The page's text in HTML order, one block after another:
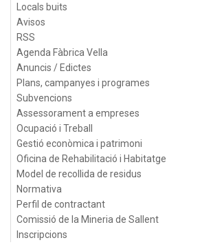
Locals buits
Avisos
RSS
Agenda Fàbrica Vella
Anuncis / Edictes
Plans, campanyes i programes
Subvencions
Assessorament a empreses
Ocupació i Treball
Gestió econòmica i patrimoni
Oficina de Rehabilitació i Habitatge
Model de recollida de residus
Normativa
Perfil de contractant
Comissió de la Mineria de Sallent
Inscripcions